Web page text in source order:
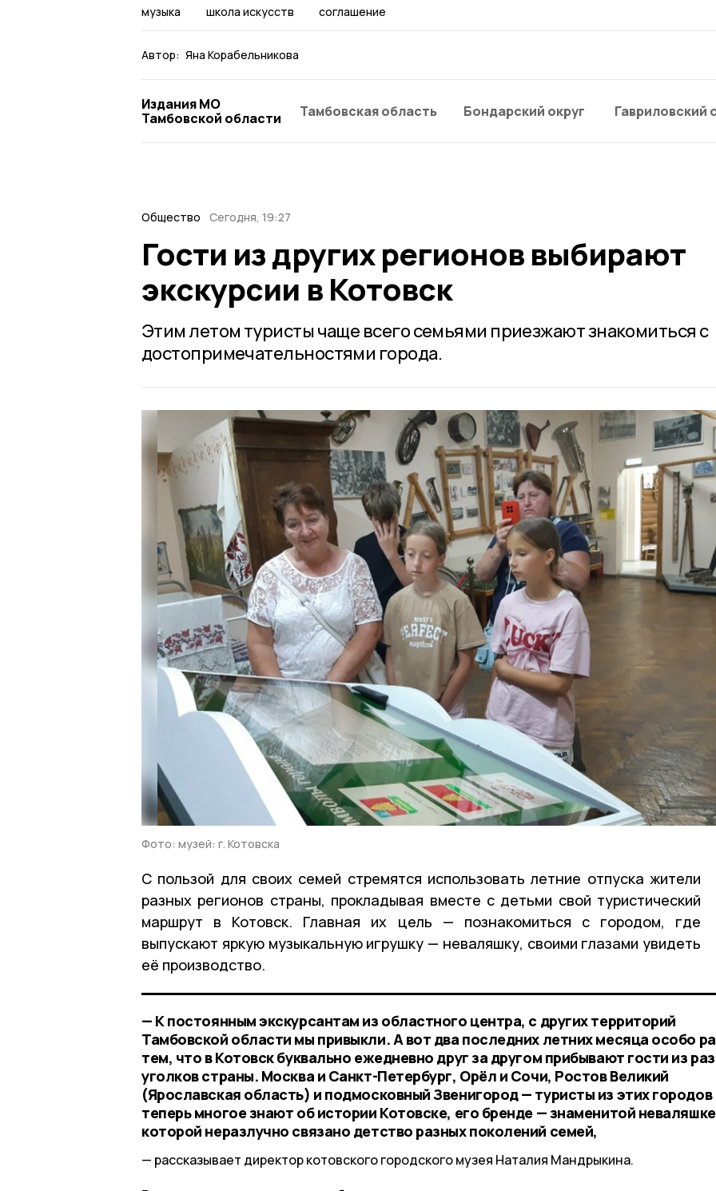
музыка школа искусств соглашение
Автор: Яна Корабельникова
Издания МО
Тамбовской области
Тамбовская область Бондарский округ Гавриловский
Общество Сегодня, 19:27
Гости из других регионов выбирают
экскурсии в Котовск
Этим летом туристы чаще всего семьями приезжают знакомиться с
достопримечательностями города.
Фото: музей: г. Котовска
С пользой для своих семей стремятся использовать летние отпуска жители
разных регионов страны, прокладывая вместе с детьми свой туристический
маршрут в Котовск. Главная их цель — познакомиться с городом, где
выпускают яркую музыкальную игрушку — неваляшку, своими глазами увидеть
её производство.
— К постоянным экскурсантам из областного центра, с других территорий
Тамбовской области мы привыкли. А вот два последних летних месяца особо
тем, что в Котовск буквально ежедневно друг за другом прибывают гости из
уголков страны. Москва и Санкт-Петербург, Орёл и Сочи, Ростов Великий
(Ярославская область) и подмосковный Звенигород — туристы из этих городов
теперь многое знают об истории Котовске, его бренде — знаменитой
которой неразлучно связано детство разных поколений семей,
рассказывает директор котовского городского музея Наталия Мандрыкина.